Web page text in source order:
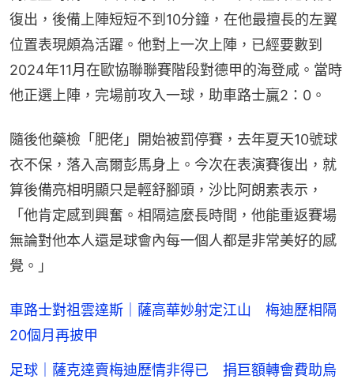
復出，後備上陣短短不到10分鐘，在他最擅長的左翼
位置表現頗為活躍。他對上一次上陣，已經要數到
2024年11月在歐協聯聯賽階段對德甲的海登咸。當時
他正選上陣，完場前攻入一球，助車路士贏2：0。
隨後他藥檢「肥佬」開始被罰停賽，去年夏天10號球
衣不保，落入高爾彭馬身上。今次在表演賽復出，就
算後備亮相明顯只是輕舒腳頭，沙比阿朗素表示，
「他肯定感到興奮。相隔這麼長時間，他能重返賽場
無論對他本人還是球會內每一個人都是非常美好的感
覺。」
車路士對祖雲達斯｜薩高華妙射定江山 梅迪歷相隔
20個月再披甲
足球｜薩克達賣梅迪歷情非得已 捐巨額轉會費助烏